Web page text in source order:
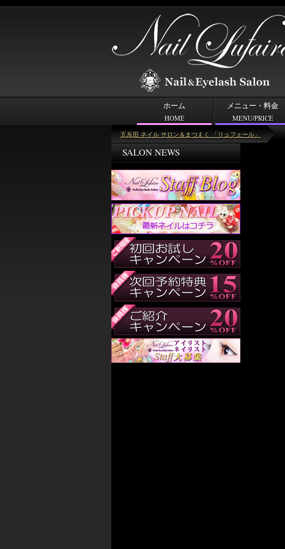
五反田 ネイル サロン＆まつえく 「リュフェール」
＜カテゴリー＞ジェルその他アート
SALON NEWS
ホーム
HOME
メニュー・料金
MENU/PRICE